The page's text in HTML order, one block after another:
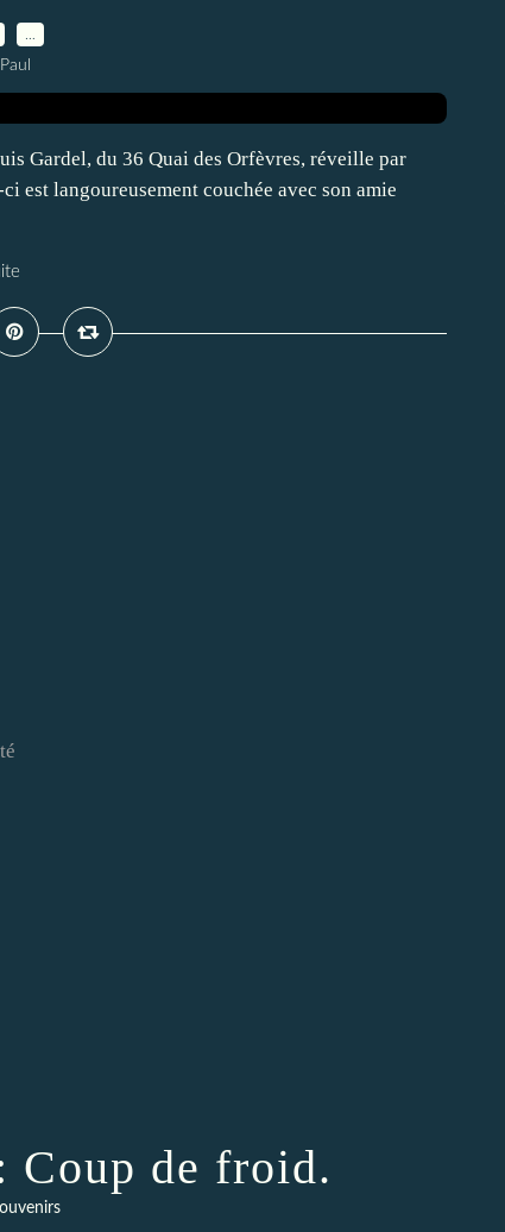
Gardel, du 36 Quai des Orfèvres, réveille par
est langoureusement couchée avec son amie
Coup de froid.